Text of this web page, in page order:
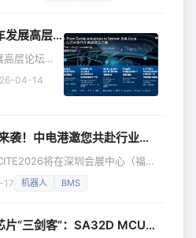
决了BM
收益。 直播介绍 本次直播将深入
标，展望未来演进方向 ✅ 主流主
速选定最优架构 ✅ MPS主动均
共创，重塑未来智能出行
高层论坛
今日ADI汽
在国际
略，进一步
球智能电
实力量。
04-14
！中电港邀您共赴行业盛会
将在深圳会展中心（福
面展示从端到云的元器件应用创
重量级合作伙伴，聚焦机器人、
机器人 BMS
SA32D MCU、SA47321 PMIC、SA63122C AFE